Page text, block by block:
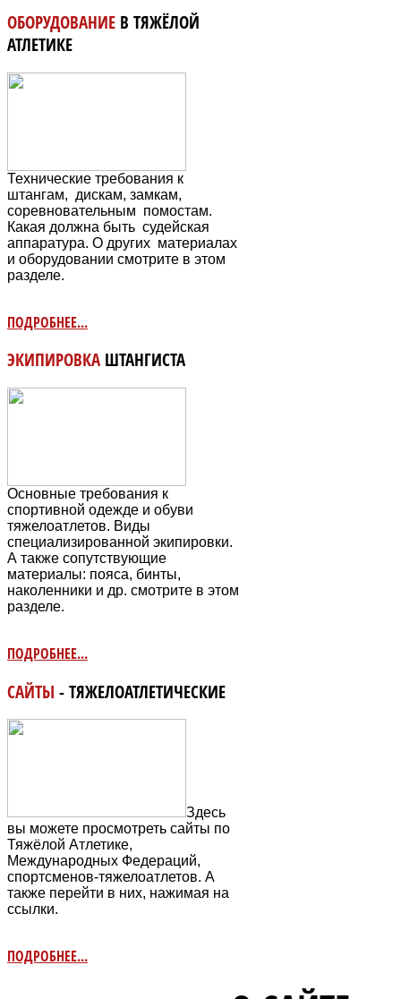
ОБОРУДОВАНИЕ В ТЯЖЁЛОЙ
АТЛЕТИКЕ
Технические требования к
штангам, дискам, замкам,
соревновательным помостам.
Какая должна быть судейская
аппаратура. О других материалах
и оборудовании смотрите в этом
разделе.
ПОДРОБНЕЕ...
ЭКИПИРОВКА ШТАНГИСТА
Основные требования к
спортивной одежде и обуви
тяжелоатлетов. Виды
специализированной экипировки.
А также сопутствующие
материалы: пояса, бинты,
наколенники и др. смотрите в этом
разделе.
ПОДРОБНЕЕ...
САЙТЫ - ТЯЖЕЛОАТЛЕТИЧЕСКИЕ
Здесь
вы можете просмотреть сайты по
Тяжёлой Атлетике,
Международных Федераций,
спортсменов-тяжелоатлетов. А
также перейти в них, нажимая на
ссылки.
ПОДРОБНЕЕ...